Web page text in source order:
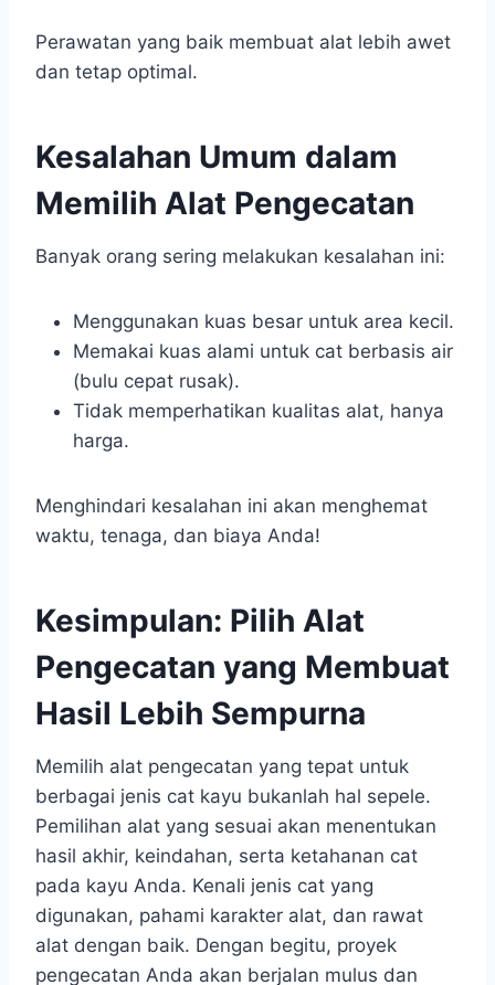
Perawatan yang baik membuat alat lebih awet
dan tetap optimal.
Kesalahan Umum dalam
Memilih Alat Pengecatan
Banyak orang sering melakukan kesalahan ini:
Menggunakan kuas besar untuk area kecil.
Memakai kuas alami untuk cat berbasis air
(bulu cepat rusak).
Tidak memperhatikan kualitas alat, hanya
harga.
Menghindari kesalahan ini akan menghemat
waktu, tenaga, dan biaya Anda!
Kesimpulan: Pilih Alat
Pengecatan yang Membuat
Hasil Lebih Sempurna
Memilih alat pengecatan yang tepat untuk
berbagai jenis cat kayu bukanlah hal sepele.
Pemilihan alat yang sesuai akan menentukan
hasil akhir, keindahan, serta ketahanan cat
pada kayu Anda. Kenali jenis cat yang
digunakan, pahami karakter alat, dan rawat
alat dengan baik. Dengan begitu, proyek
pengecatan Anda akan berjalan mulus dan